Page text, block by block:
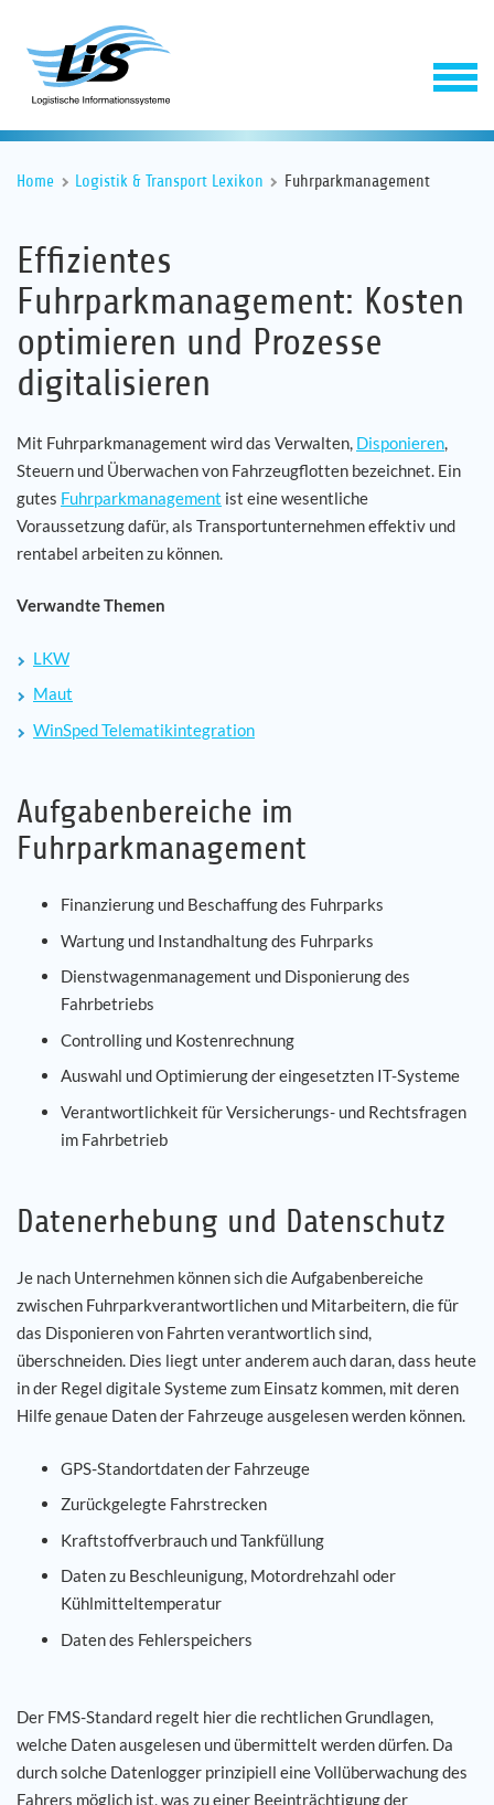
Software
Unternehmen
Karriere
Referenzen
News
Kontakt
Home Logistik & Transport Lexikon Fuhrparkmanagement
Effizientes
Fuhrparkmanagement: Kosten
optimieren und Prozesse
digitalisieren
Mit Fuhrparkmanagement wird das Verwalten, Disponieren,
Steuern und Überwachen von Fahrzeugflotten bezeichnet. Ein
gutes Fuhrparkmanagement ist eine wesentliche
Voraussetzung dafür, als Transportunternehmen effektiv und
rentabel arbeiten zu können.
Verwandte Themen
LKW
Maut
WinSped Telematikintegration
Aufgabenbereiche im
Fuhrparkmanagement
Finanzierung und Beschaffung des Fuhrparks
Wartung und Instandhaltung des Fuhrparks
Dienstwagenmanagement und Disponierung des
Fahrbetriebs
Controlling und Kostenrechnung
Auswahl und Optimierung der eingesetzten IT-Systeme
Verantwortlichkeit für Versicherungs- und Rechtsfragen
im Fahrbetrieb
Datenerhebung und Datenschutz
Je nach Unternehmen können sich die Aufgabenbereiche
zwischen Fuhrparkverantwortlichen und Mitarbeitern, die für
das Disponieren von Fahrten verantwortlich sind,
überschneiden. Dies liegt unter anderem auch daran, dass heute
in der Regel digitale Systeme zum Einsatz kommen, mit deren
Hilfe genaue Daten der Fahrzeuge ausgelesen werden können.
GPS-Standortdaten der Fahrzeuge
Zurückgelegte Fahrstrecken
Kraftstoffverbrauch und Tankfüllung
Daten zu Beschleunigung, Motordrehzahl oder
Kühlmitteltemperatur
Daten des Fehlerspeichers
Der FMS-Standard regelt hier die rechtlichen Grundlagen,
welche Daten ausgelesen und übermittelt werden dürfen. Da
durch solche Datenlogger prinzipiell eine Vollüberwachung des
Fahrers möglich ist, was zu einer Beeinträchtigung der